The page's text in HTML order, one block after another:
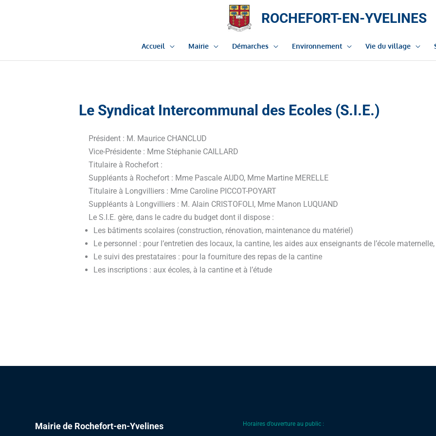
ROCHEFORT-EN-YVELINES
Accueil Mairie Démarches Environnement Vie du village
Le Syndicat Intercommunal des Ecoles (S.I.E.)
Président : M. Maurice CHANCLUD
Vice-Présidente : Mme Stéphanie CAILLARD
Titulaire à Rochefort :
Suppléants à Rochefort : Mme Pascale AUDO, Mme Martine MERELLE
Titulaire à Longvilliers : Mme Caroline PICCOT-POYART
Suppléants à Longvilliers : M. Alain CRISTOFOLI, Mme Manon LUQUAND
Le S.I.E. gère, dans le cadre du budget dont il dispose :
Les bâtiments scolaires (construction, rénovation, maintenance du matériel)
Le personnel : pour l’entretien des locaux, la cantine, les aides aux enseignants de l’école maternelle,
Le suivi des prestataires : pour la fourniture des repas de la cantine
Les inscriptions : aux écoles, à la cantine et à l’étude
Mairie de Rochefort-en-Yvelines Horaires d’ouverture au public :